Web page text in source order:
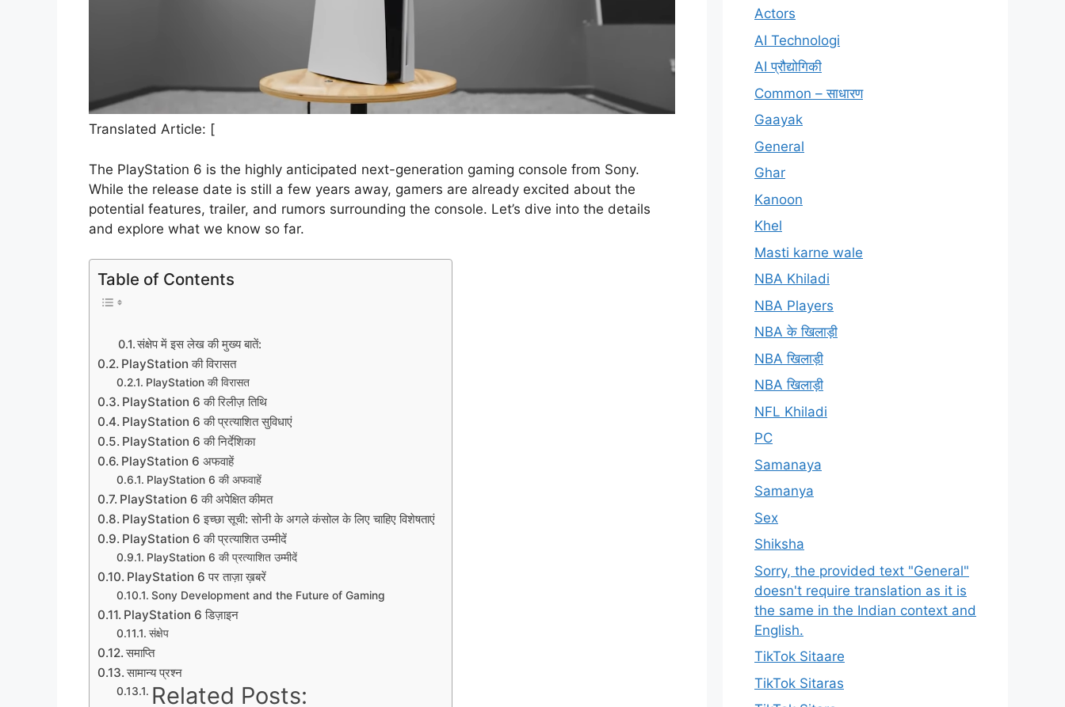
Translated Article: [
The PlayStation 6 is the highly anticipated next-generation gaming console from Sony.
While the release date is still a few years away, gamers are already excited about the
potential features, trailer, and rumors surrounding the console. Let’s dive into the details
and explore what we know so far.
Table of Contents
संक्षेप में इस लेख की मुख्य बातें:
PlayStation की विरासत
PlayStation की विरासत
PlayStation 6 की रिलीज़ तिथि
PlayStation 6 की प्रत्याशित सुविधाएं
PlayStation 6 की निर्देशिका
PlayStation 6 अफवाहें
PlayStation 6 की अफवाहें
PlayStation 6 की अपेक्षित कीमत
PlayStation 6 इच्छा सूची: सोनी के अगले कंसोल के लिए चाहिए विशेषताएं
PlayStation 6 की प्रत्याशित उम्मीदें
PlayStation 6 की प्रत्याशित उम्मीदें
PlayStation 6 पर ताज़ा ख़बरें
Sony Development and the Future of Gaming
PlayStation 6 डिज़ाइन
संक्षेप
समाप्ति
सामान्य प्रश्न
Related Posts:
Actors
AI Technologi
AI प्रौद्योगिकी
Common – साधारण
Gaayak
General
Ghar
Kanoon
Khel
Masti karne wale
NBA Khiladi
NBA Players
NBA के खिलाड़ी
NBA खिलाड़ी
NBA खिलाड़ी
NFL Khiladi
PC
Samanaya
Samanya
Sex
Shiksha
Sorry, the provided text "General"
doesn't require translation as it is
the same in the Indian context and
English.
TikTok Sitaare
TikTok Sitaras